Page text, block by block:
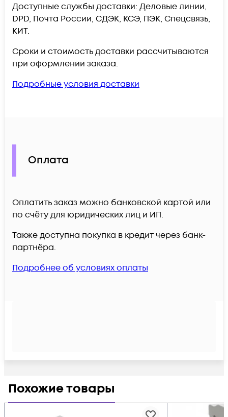
Доступные службы доставки: Деловые линии,
DPD, Почта России, СДЭК, КСЭ, ПЭК, Спецсвязь,
КИТ.
Сроки и стоимость доставки рассчитываются
при оформлении заказа.
Подробные условия доставки
Оплата
Оплатить заказ можно банковской картой или
по счёту для юридических лиц и ИП.
Также доступна покупка в кредит через банк-
партнёра.
Подробнее об условиях оплаты
Похожие товары